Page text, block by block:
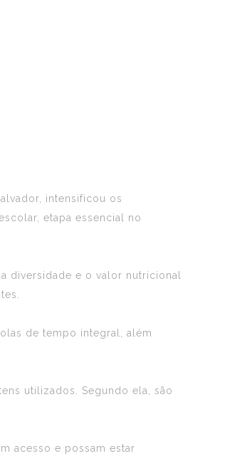
intensificou os
etapa essencial no
diversidade e o valor nutricional
de tempo integral, além
utilizados. Segundo ela, são
acesso e possam estar